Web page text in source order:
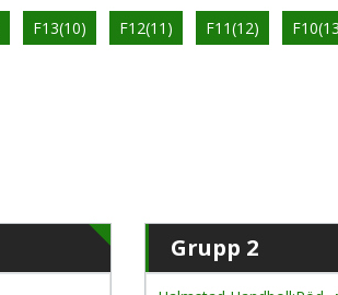
F13(10) F12(11) F11(12)
Grupp 2